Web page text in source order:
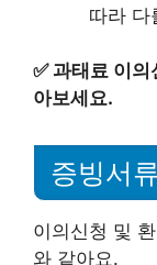
따라 다
✅과태료 이의
아보세요.
증빙서
이의신청 및
와 같아요.